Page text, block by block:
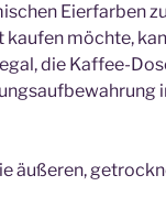
Eierfarben
möchte,
die Kaffee-
äußeren,